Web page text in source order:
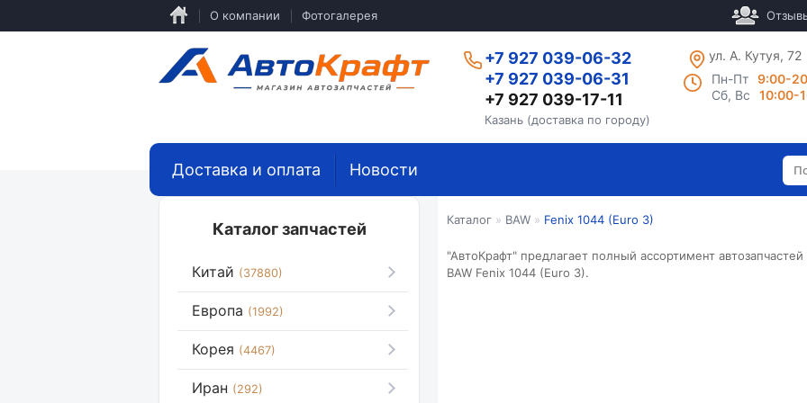
основному
О компании Фотогалерея
+7 927 039-06-32
+7 927 039-06-31
+7 927 039-17-11
Казань (доставка по городу)
ул. А. Кутуя, 72
Пн-Пт
9:00-
Сб, Вс
10:00-
Каталог » BAW » Fenix 1044 (Euro 3)
"АвтоКрафт" предлагает полный ассортимент автозапчастей
BAW Fenix 1044 (Euro 3).
Доставка и оплата Новости
Каталог запчастей
Китай (37880)
Европа (1992)
Корея (4467)
Иран (292)